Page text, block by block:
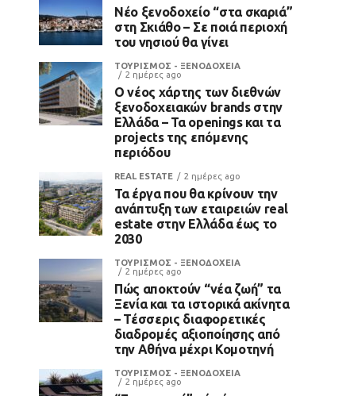
Νέο ξενοδοχείο “στα σκαριά”
στη Σκιάθο – Σε ποιά περιοχή
του νησιού θα γίνει
ΤΟΥΡΙΣΜΟΣ - ΞΕΝΟΔΟΧΕΙΑ
2 ημέρες ago
Ο νέος χάρτης των διεθνών
ξενοδοχειακών brands στην
Ελλάδα – Τα openings και τα
projects της επόμενης
περιόδου
REAL ESTATE 2 ημέρες ago
Τα έργα που θα κρίνουν την
ανάπτυξη των εταιρειών real
estate στην Ελλάδα έως το
2030
ΤΟΥΡΙΣΜΟΣ - ΞΕΝΟΔΟΧΕΙΑ
2 ημέρες ago
Πώς αποκτούν “νέα ζωή” τα
Ξενία και τα ιστορικά ακίνητα
– Τέσσερις διαφορετικές
διαδρομές αξιοποίησης από
την Αθήνα μέχρι Κομοτηνή
ΤΟΥΡΙΣΜΟΣ - ΞΕΝΟΔΟΧΕΙΑ
2 ημέρες ago